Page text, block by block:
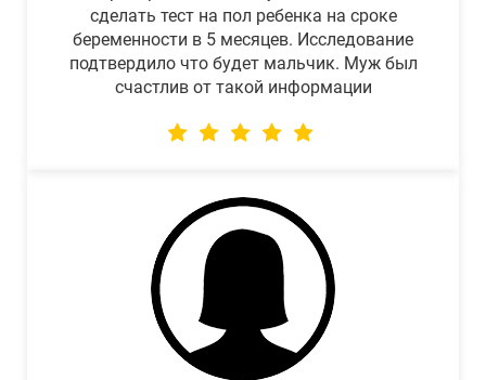
сделать тест на пол ребенка на сроке
беременности в 5 месяцев. Исследование
подтвердило что будет мальчик. Муж был
счастлив от такой информации